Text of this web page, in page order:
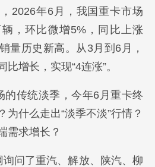
2026年6月，我国重卡市场
，环比微增5%，同比上涨
量历史新高。从3月到6月，
增长，实现“4连涨”。
的传统淡季，今年6月重卡终
为什么走出“淡季不淡”行情？
需求增长？
问了重汽、解放、陕汽、柳